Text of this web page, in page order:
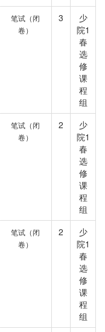
笔试（闭
卷）
3
少
院1
春
选
修
课
程
组
笔试（闭
卷）
2
少
院1
春
选
修
课
程
组
笔试（闭
卷）
2
少
院1
春
选
修
课
程
组